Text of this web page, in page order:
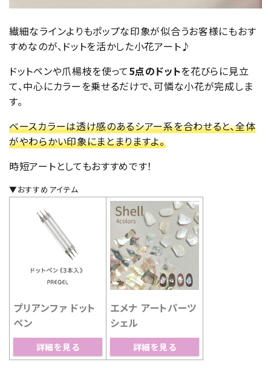
繊細なラインよりもポップな印象が似合うお客様にもおす
すめなのが、ドットを活かした小花アート♪
ドットペンや爪楊枝を使って5点のドットを花びらに見立
て、中心にカラーを乗せるだけで、可憐な小花が完成しま
す。
ベースカラーは透け感のあるシアー系を合わせると、全体
がやわらかい印象にまとまりますよ。
時短アートとしてもおすすめです！
▼おすすめアイテム
プリアンファ ドット
ペン
エメナ アートパーツ
シェル
詳細を見る 詳細を見る